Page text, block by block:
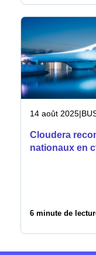
14 août 2025|
Cloudera
nationaux en
6 minute de